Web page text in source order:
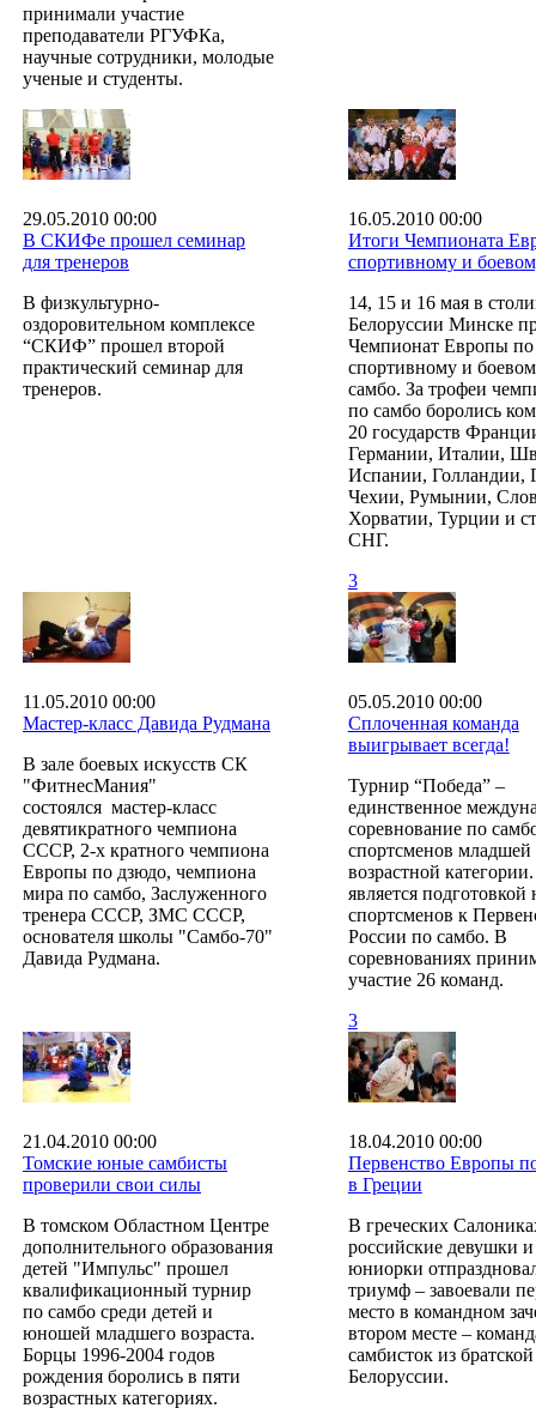
принимали участие
преподаватели РГУФКа,
научные сотрудники, молодые
ученые и студенты.
29.05.2010 00:00
В СКИФе прошел семинар
для тренеров
В физкультурно-
оздоровительном комплексе
“СКИФ” прошел второй
практический семинар для
тренеров.
16.05.2010 00:00
Итоги Чемпионата
спортивному и
14, 15 и 16 мая в
Белоруссии Минске
Чемпионат Европы по
спортивному и
самбо. За трофеи
по самбо боролись
20 государств
Германии, Италии,
Испании, Голландии,
Чехии, Румынии,
Хорватии, Турции и
СНГ.
3
11.05.2010 00:00
Мастер-класс Давида Рудмана
В зале боевых искусств СК
"ФитнесМания"
состоялся мастер-класс
девятикратного чемпиона
СССР, 2-х кратного чемпиона
Европы по дзюдо, чемпиона
мира по самбо, Заслуженного
тренера СССР, ЗМС СССР,
основателя школы "Самбо-70"
Давида Рудмана.
05.05.2010 00:00
Сплоченная команда
выигрывает всегда!
Турнир “Победа” –
единственное
соревнование по
спортсменов младшей
возрастной
является
спортсменов к
России по самбо. В
соревнованиях
участие 26 команд.
3
21.04.2010 00:00
Томские юные самбисты
проверили свои силы
В томском Областном Центре
дополнительного образования
детей "Импульс" прошел
квалификационный турнир
по самбо среди детей и
юношей младшего возраста.
Борцы 1996-2004 годов
рождения боролись в пяти
возрастных категориях.
18.04.2010 00:00
Первенство Европы
в Греции
В греческих
российские девушки и
юниорки
триумф – завоевали
место в командном
втором месте –
самбисток из братской
Белоруссии.